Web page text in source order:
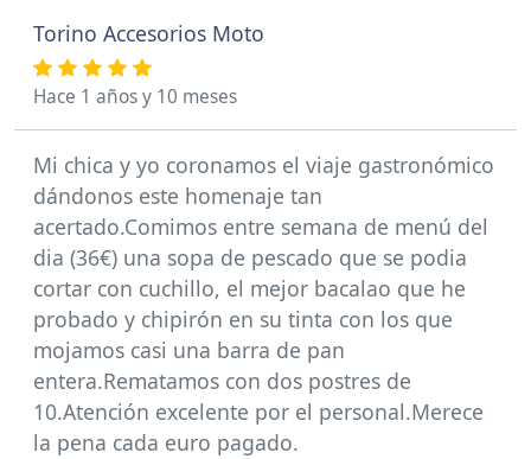
Torino Accesorios Moto
Hace 1 años y 10 meses
Mi chica y yo coronamos el viaje gastronómico
dándonos este homenaje tan
acertado.Comimos entre semana de menú del
dia (36€) una sopa de pescado que se podia
cortar con cuchillo, el mejor bacalao que he
probado y chipirón en su tinta con los que
mojamos casi una barra de pan
entera.Rematamos con dos postres de
10.Atención excelente por el personal.Merece
la pena cada euro pagado.